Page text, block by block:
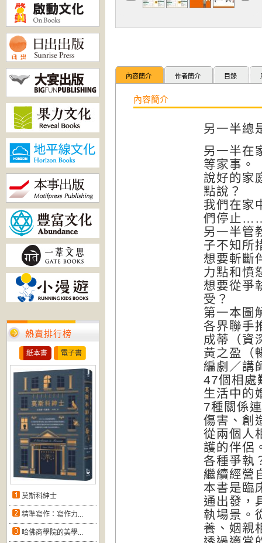
熱賣排行榜
紙本書 電子書
莫斯科紳士
精準寫作：寫作力...
哈佛商學院的美學...
內容簡介 作者簡介 目錄
內容簡介
另一半總
另一半在
等家事。
說好的家
點說？
我們在家
們停止
另一半管
子不知
想要斬斷
力點和憤
想要從爭
受？
第一本圖
各界聯手
成蒂（資
黃之盈（
編劇／講
47個相處
生活中的
7種關係
傷害、創
從兩個人
護的伴侶
各種爭執
繼續經營
本書是臨
通出發，
執場景。
養、姻親